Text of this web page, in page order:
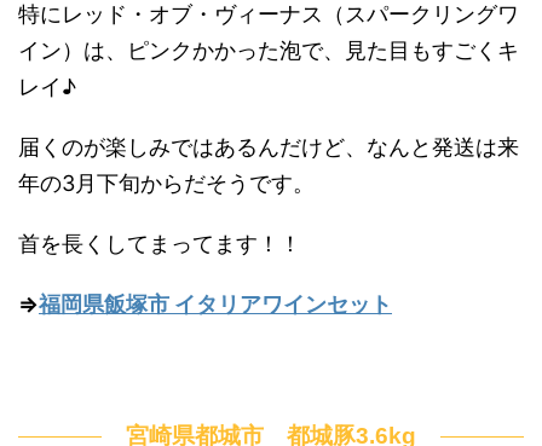
特にレッド・オブ・ヴィーナス（スパークリングワ
イン）は、ピンクかかった泡で、見た目もすごくキ
レイ♪
届くのが楽しみではあるんだけど、なんと発送は来
年の3月下旬からだそうです。
首を長くしてまってます！！
⇒福岡県飯塚市 イタリアワインセット
宮崎県都城市 都城豚3.6kg